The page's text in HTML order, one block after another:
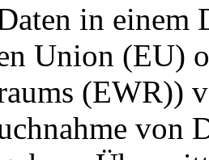
in einem
Union (EU)
(EWR))
von